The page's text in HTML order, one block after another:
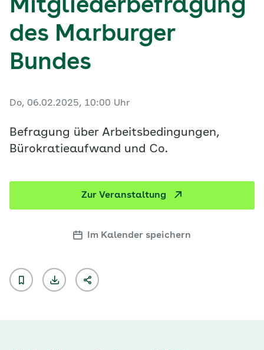
Mitgliederbefragung
des Marburger
Bundes
Do, 06.02.2025, 10:00 Uhr
Befragung über Arbeitsbedingungen,
Bürokratieaufwand und Co.
Zur Veranstaltung
Im Kalender speichern